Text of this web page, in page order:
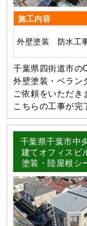
施工内容
外壁塗装 防水工
千葉県四街道市の
外壁塗装・ベラン
ご依頼をいただき
こちらの工事が完
千葉県千葉市
建てオフィス
塗装・陸屋根シ